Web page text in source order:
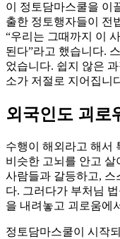
이 정토담마스쿨을 이
출한 정토행자들이 전
“우리는 그때까지 이
된다”라고 했습니다.
었습니다. 쉽지 않은
소가 저절로 지어집니
외국인도 괴로
수행이 해외라고 해서
비슷한 고뇌를 안고 살
사람들과 갈등하고, 스
다. 그러다가 부처님
을 내려놓고 괴로움에
정토담마스쿨이 시작